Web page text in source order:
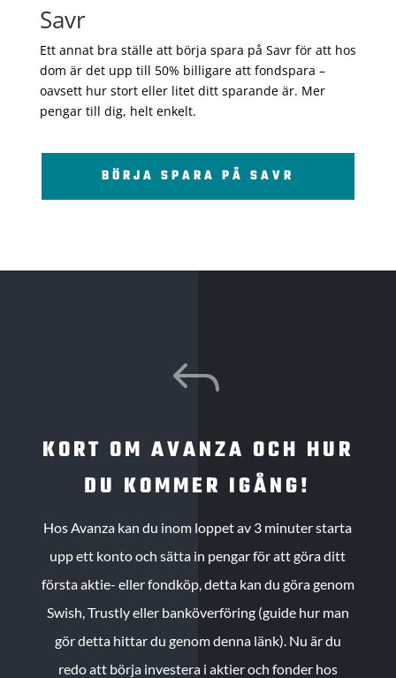
Savr
Ett annat bra ställe att börja spara på Savr för att hos
dom är det upp till 50% billigare att fondspara –
oavsett hur stort eller litet ditt sparande är. Mer
pengar till dig, helt enkelt.
BÖRJA SPARA PÅ SAVR
J
KORT OM AVANZA OCH HUR
DU KOMMER IGÅNG!
Hos Avanza kan du inom loppet av 3 minuter starta
upp ett konto och sätta in pengar för att göra ditt
första aktie- eller fondköp, detta kan du göra genom
Swish, Trustly eller banköverföring (guide hur man
gör detta hittar du genom denna länk). Nu är du
redo att börja investera i aktier och fonder hos